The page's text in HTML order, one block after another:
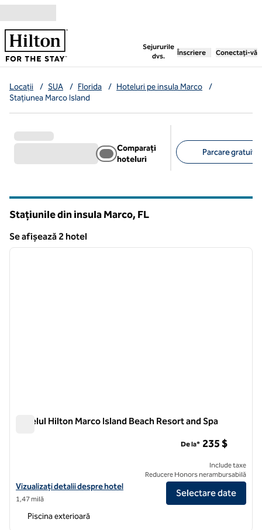
Salt la conținut
Sejururile
dvs.
, deschide o filă nouă
Înscriere Conectați-vă
Locații / SUA / Florida / Hoteluri pe insula Marco
/
Stațiunea Marco Island
Comparați
hoteluri
Parcare gratuită
Stațiunile din insula Marco, FL
Se afișează 2 hotel
Se afișează 2 hotel
1 din 12
Hotelul Hilton Marco Island Beach Resort and Spa
Vizualizați detaliile hotelului pentru Hilton Marco Island Beach Resort
Vizualizați detalii despre hotel
1,47 milă
De la* 235 $
Include taxe
Reducere Honors nerambursabilă
Selectare date
Piscina exterioară